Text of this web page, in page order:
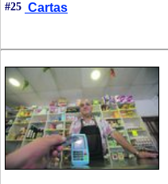
#25 Cartas